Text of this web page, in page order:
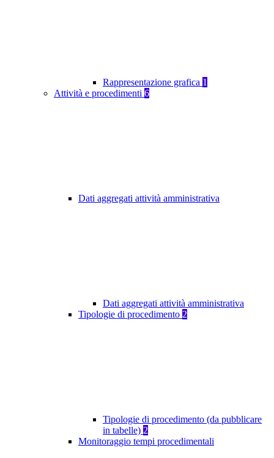
Rappresentazione grafica 1
Attività e procedimenti 6
Dati aggregati attività amministrativa
Dati aggregati attività amministrativa
Tipologie di procedimento 2
Tipologie di procedimento (da pubblicare
in tabelle) 2
Monitoraggio tempi procedimentali